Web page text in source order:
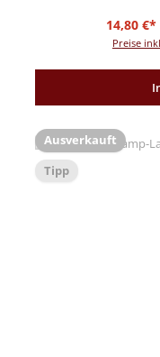
14,80 €*
Preise
Ausverkauft
Tipp